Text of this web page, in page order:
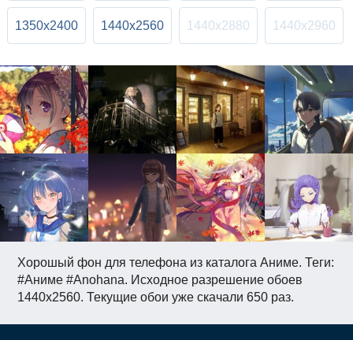
Хорошый фон для телефона из каталога Аниме. Теги:
#Аниме #Anohana. Исходное разрешение обоев
1440x2560. Текущие обои уже скачали 650 раз.
1350x2400 1440x2560 1440x2880 1440x2960